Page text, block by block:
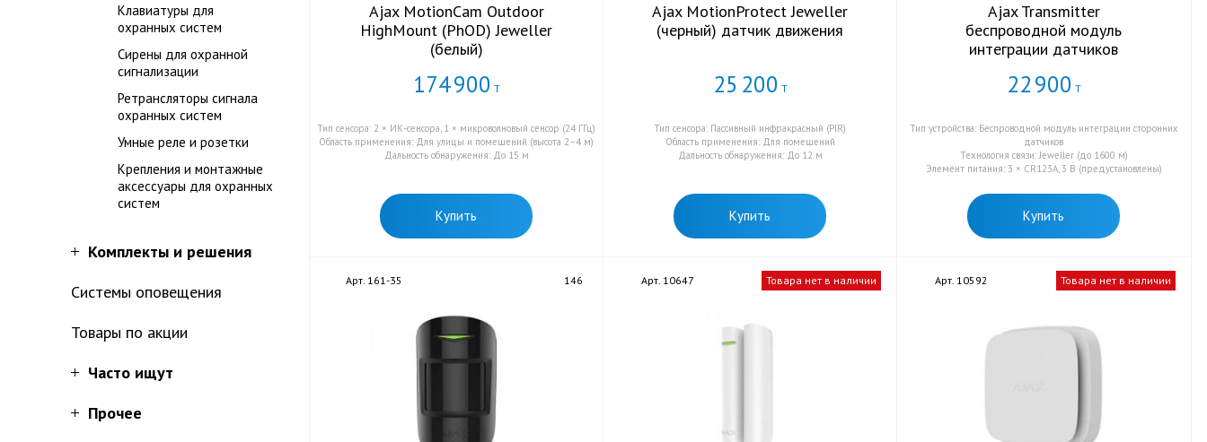
Клавиатуры для
охранных систем
Сирены для охранной
сигнализации
Ретрансляторы сигнала
охранных систем
Умные реле и розетки
Крепления и монтажные
аксессуары для охранных
систем
Комплекты и решения
Системы оповещения
Товары по акции
Часто ищут
Прочее
Ajax MotionCam Outdoor
HighMount (PhOD) Jeweller
(белый)
174900 Т
Тип сенсора: 2 × ИК-сенсора, 1 × микроволновый сенсор (24 ГГц)
Область применения: Для улицы и помещений (высота 2–4 м)
Дальность обнаружения: До 15 м
Купить
Ajax MotionProtect Jeweller
(черный) датчик движения
25 200 Т
Тип сенсора: Пассивный инфракрасный (PIR)
Область применения: Для помещений
Дальность обнаружения: До 12 м
Купить
Ajax Transmitter
беспроводной модуль
интеграции датчиков
22900 Т
Тип устройства: Беспроводной модуль интеграции сторонних
датчиков
Технология связи: Jeweller (до 1600 м)
Элемент питания: 3 × CR123A, 3 В (предустановлены)
Купить
Арт. 161-35 146 Арт. 10647 Товара нет в наличии Арт. 10592 Товара нет в наличии